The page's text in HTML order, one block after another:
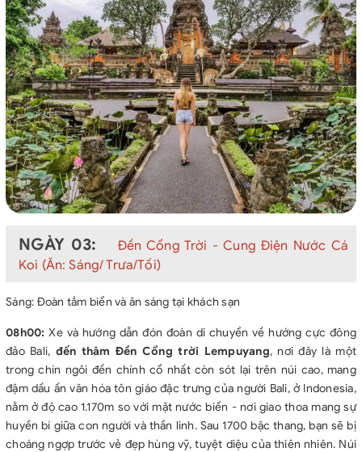
NGÀY 03:
Đền Cổng Trời - Cung Điện Nước Cá
Koi (Ăn: Sáng/ Trưa/Tối)
Sáng: Đoàn tắm biển và ăn sáng tại khách sạn
08h00: Xe và hướng dẫn đón đoàn di chuyển về hướng cực đông
đảo Bali, đến thăm Đền Cổng trời Lempuyang, nơi đây là một
trong chín ngôi đền chính cổ nhất còn sót lại trên núi cao, mang
đậm dấu ấn văn hóa tôn giáo đặc trưng của người Bali, ở Indonesia,
nằm ở độ cao 1.170m so với mặt nước biển - nơi giao thoa mang sự
huyền bí giữa con người và thần linh. Sau 1700 bậc thang, bạn sẽ bị
choáng ngợp trước vẻ đẹp hùng vỹ, tuyệt diệu của thiên nhiên. Núi